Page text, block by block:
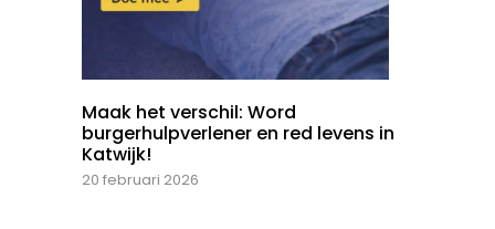
Maak het verschil: Word
burgerhulpverlener en red levens in
Katwijk!
20 februari 2026